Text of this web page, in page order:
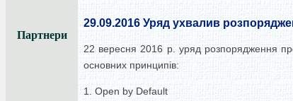
Партнери
29.09.2016 Уряд ухвалив
22 вересня 2016 р. уряд розпорядження
основних принципів:
1. Open by Default